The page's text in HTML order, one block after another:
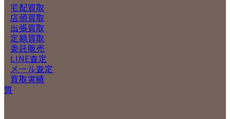
宅配買取
店頭買取
出張買取
定額買取
委託販売
LINE査定
メール査定
買取実績
質